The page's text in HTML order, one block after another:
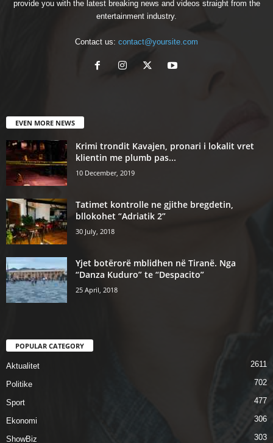
provide you with the latest breaking news and videos straight from the
entertainment industry.
Contact us: contact@yoursite.com
EVEN MORE NEWS
Krimi trondit Kavajen, pronari i lokalit vret
klientin me plumb pas...
10 December, 2019
Tatimet kontrolle ne gjithe bregdetin,
bllokohet “Adriatik 2”
30 July, 2018
Yjet botërorë mblidhen në Tiranë. Nga
“Danza Kuduro” te “Despacito”
25 April, 2018
POPULAR CATEGORY
Aktualitet 2611
Politike 702
Sport 477
Ekonomi 306
ShowBiz 303